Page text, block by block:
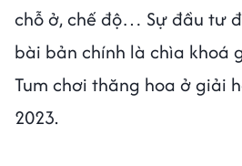
chỗ ở, chế độ… Sự đầu tư
bài bản chính là chìa khoá
Tum chơi thăng hoa ở giải
2023.